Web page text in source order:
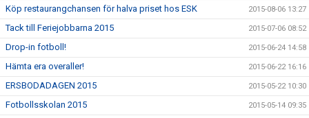
Köp restaurangchansen för halva priset hos ESK 2015-08-06 13:27
Tack till Feriejobbarna 2015 2015-07-06 08:52
Drop-in fotboll! 2015-06-24 14:58
Hämta era overaller! 2015-06-22 16:16
ERSBODADAGEN 2015 2015-05-22 10:30
Fotbollsskolan 2015 2015-05-14 09:35